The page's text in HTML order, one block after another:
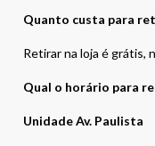
Quanto custa para
Retirar na loja é grátis,
Qual o horário para
Unidade Av. Paulista